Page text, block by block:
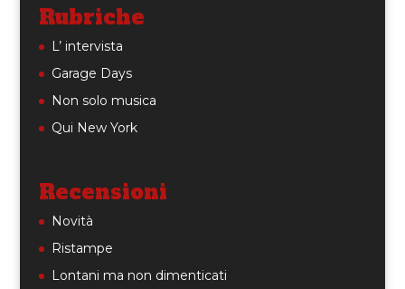
Rubriche
L’ intervista
Garage Days
Non solo musica
Qui New York
Recensioni
Novità
Ristampe
Lontani ma non dimenticati